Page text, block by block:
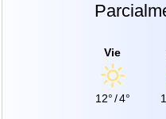
Vie
12°/4°